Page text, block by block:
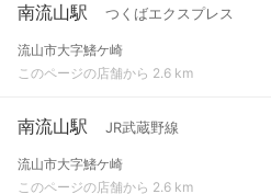
南流山駅 つくばエクスプレス
流山市大字鰭ケ崎
このページの店舗から 2.6 km
南流山駅 JR武蔵野線
流山市大字鰭ケ崎
このページの店舗から 2.6 km